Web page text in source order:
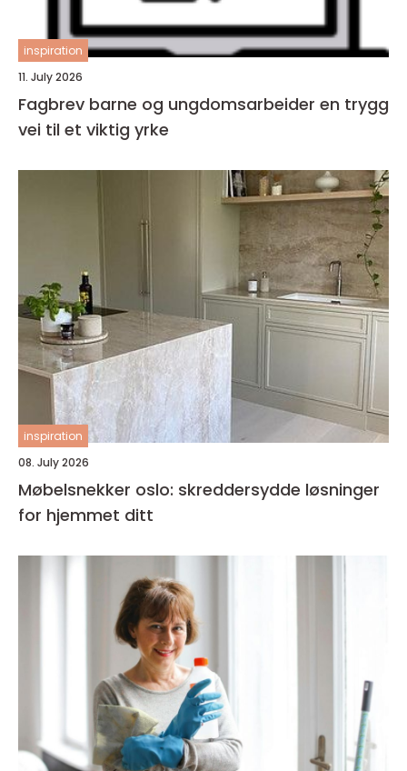
inspiration
11. July 2026
Fagbrev barne og ungdomsarbeider en trygg
vei til et viktig yrke
inspiration
08. July 2026
Møbelsnekker oslo: skreddersydde løsninger
for hjemmet ditt